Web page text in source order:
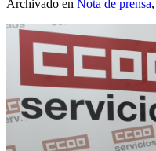
Archivado en Nota de prensa,